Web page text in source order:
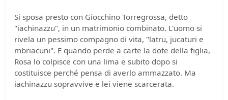
Si sposa presto con Giocchino Torregrossa, detto
"iachinazzu", in un matrimonio combinato. L'uomo si
rivela un pessimo compagno di vita, "latru, jucaturi e
mbriacuni". E quando perde a carte la dote della figlia,
Rosa lo colpisce con una lima e subito dopo si
costituisce perché pensa di averlo ammazzato. Ma
iachinazzu sopravvive e lei viene scarcerata.